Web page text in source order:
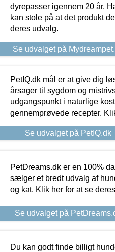
dyrepasser igennem 20 år.
kan stole på at det produkt
deres udvalg.
Se udvalget på
PetIQ.dk mål er at give dig
årsager til sygdom og
udgangspunkt i naturlige
gennemprøvede recepter.
Se udvalget på PetIQ.dk
PetDreams.dk er en 100%
sælger et bredt udvalg af
og kat. Klik her for at se
Se udvalget på
Du kan godt finde billigt